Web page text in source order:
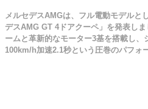
メルセデスAMGは、フル電動モデルと
デスAMG GT 4ドアクーペ」を発表し
ームと革新的なモーター3基を搭載し、
100km/h加速2.1秒という圧巻のパフォ